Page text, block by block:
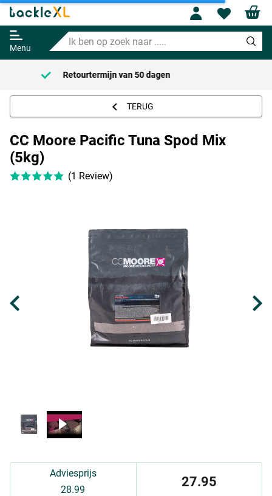
Menu
Ik
ben
op
zoek
naar
Profile
CC Moore Pacific Tuna Spod Mix
(5kg)
Adviesprijs
28.99
27.95
Voor 21:00 Besteld = Morgen in huis!*
TERUG
CC Moore Pacific Tuna Spod Mix
(5kg)
(1 Review)
Adviesprijs
28.99
27.95